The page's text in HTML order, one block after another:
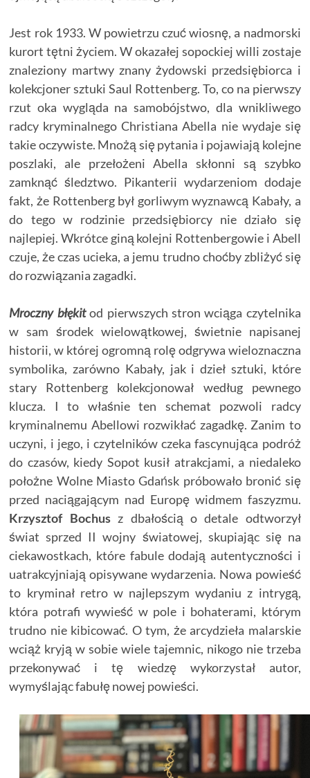
Jest rok 1933. W powietrzu czuć wiosnę, a nadmorski
kurort tętni życiem. W okazałej sopockiej willi zostaje
znaleziony martwy znany żydowski przedsiębiorca i
kolekcjoner sztuki Saul Rottenberg. To, co na pierwszy
rzut oka wygląda na samobójstwo, dla wnikliwego
radcy kryminalnego Christiana Abella nie wydaje się
takie oczywiste. Mnożą się pytania i pojawiają kolejne
poszlaki, ale przełożeni Abella skłonni są szybko
zamknąć śledztwo. Pikanterii wydarzeniom dodaje
fakt, że Rottenberg był gorliwym wyznawcą Kabały, a
do tego w rodzinie przedsiębiorcy nie działo się
najlepiej. Wkrótce giną kolejni Rottenbergowie i Abell
czuje, że czas ucieka, a jemu trudno choćby zbliżyć się
do rozwiązania zagadki.
Mroczny błękitod pierwszych stron wciąga czytelnika
w sam środek wielowątkowej, świetnie napisanej
historii, w której ogromną rolę odgrywa wieloznaczna
symbolika, zarówno Kabały, jak i dzieł sztuki, które
stary Rottenberg kolekcjonował według pewnego
klucza. I to właśnie ten schemat pozwoli radcy
kryminalnemu Abellowi rozwikłać zagadkę. Zanim to
uczyni, i jego, i czytelników czeka fascynująca podróż
do czasów, kiedy Sopot kusił atrakcjami, a niedaleko
położne Wolne Miasto Gdańsk próbowało bronić się
przed naciągającym nad Europę widmem faszyzmu.
Krzysztof Bochusz dbałością o detale odtworzył
świat sprzed II wojny światowej, skupiając się na
ciekawostkach, które fabule dodają autentyczności i
uatrakcyjniają opisywane wydarzenia. Nowa powieść
to kryminał retro w najlepszym wydaniu z intrygą,
która potrafi wywieść w pole i bohaterami, którym
trudno nie kibicować. O tym, że arcydzieła malarskie
wciąż kryją w sobie wiele tajemnic, nikogo nie trzeba
przekonywać i tę wiedzę wykorzystał autor,
wymyślając fabułę nowej powieści.